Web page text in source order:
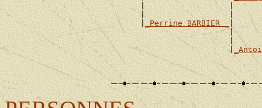
|                  |
|                  |
                             |
_Perrine BARBIER _
                                                |